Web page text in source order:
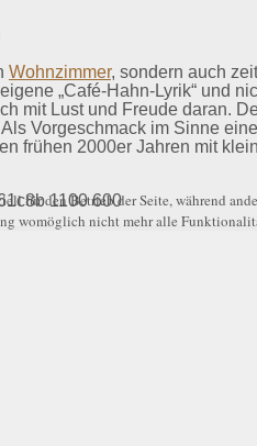
Wohnzimmer, sondern auch
„Café-Hahn-Lyrik“ und
mit Lust und Freude daran.
Vorgeschmack im Sinne
frühen 2000er Jahren mit
für den Betrieb der Seite, während
womöglich nicht mehr alle